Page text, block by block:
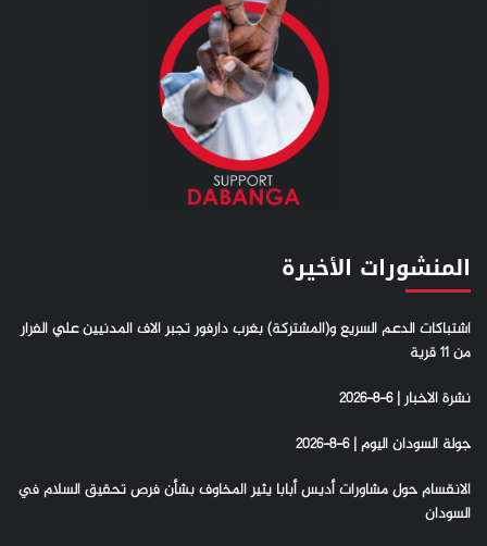
المنشورات الأخيرة
اشتباكات الدعم السريع و(المشتركة) بغرب دارفور تجبر الاف المدنيين علي الفرار
من 11 قرية
نشرة الاخبار | 6-8-2026
جولة السودان اليوم | 6-8-2026
الانقسام حول مشاورات أديس أبابا يثير المخاوف بشأن فرص تحقيق السلام في
السودان